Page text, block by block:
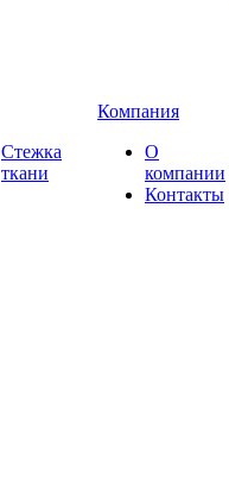
Стежка
ткани
Компания
О
компании
Контакты